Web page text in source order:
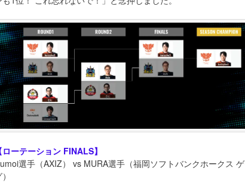
ローテーション FINALS】
選手（AXIZ） vs MURA選手（福岡ソフトバンクホークス